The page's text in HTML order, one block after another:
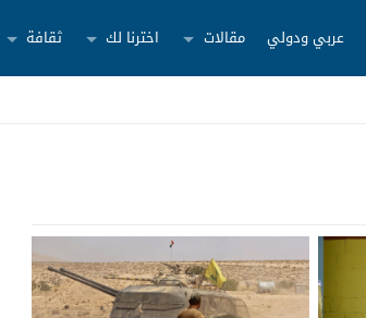
عربي ودولي مقالات اخترنا لك ثقافة